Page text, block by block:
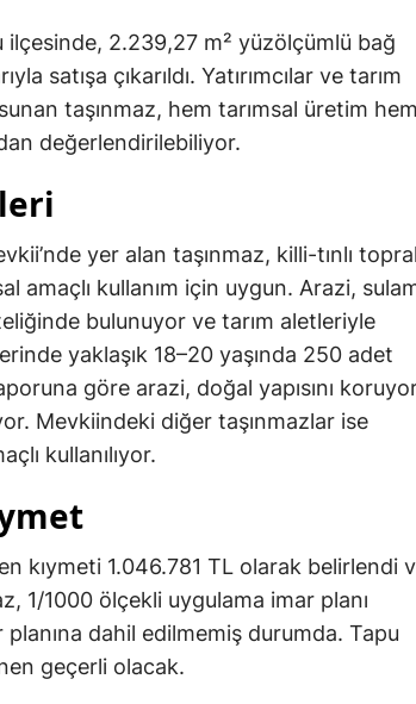
ilçesinde, 2.239,27 m² yüzölçümlü bağ
satışa çıkarıldı. Yatırımcılar ve tarım
taşınmaz, hem tarımsal üretim hem
değerlendirilebiliyor.
yer alan taşınmaz, killi-tınlı
amaçlı kullanım için uygun. Arazi,
bulunuyor ve tarım aletleriyle
yaklaşık 18–20 yaşında 250 adet
göre arazi, doğal yapısını
Mevkiindeki diğer taşınmazlar ise
kullanılıyor.
kıymeti 1.046.781 TL olarak belirlendi
1/1000 ölçekli uygulama imar planı
planına dahil edilmemiş durumda. Tapu
geçerli olacak.